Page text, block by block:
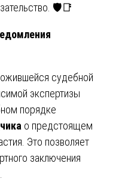
🛡️📑
судебной
экспертизы
порядке
о предстоящем
Это позволяет
заключения